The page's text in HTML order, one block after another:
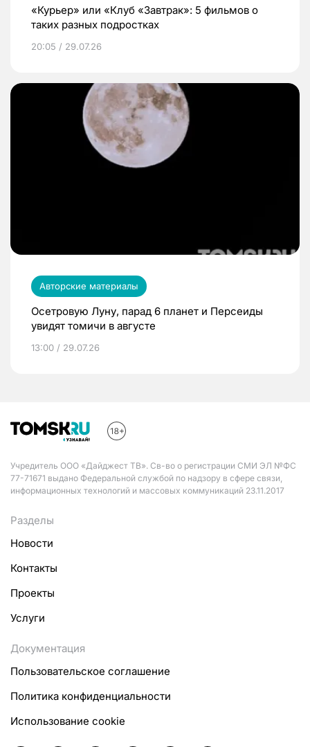
«Курьер» или «Клуб «Завтрак»: 5 фильмов о
таких разных подростках
20:05 / 29.07.26
Авторские материалы
Осетровую Луну, парад 6 планет и Персеиды
увидят томичи в августе
13:00 / 29.07.26
Учредитель ООО «Дайджест ТВ». Св-во о регистрации СМИ ЭЛ №ФС
77-71671 выдано Федеральной службой по надзору в сфере связи,
информационных технологий и массовых коммуникаций 23.11.2017
Разделы
Новости
Контакты
Проекты
Услуги
Документация
Пользовательское соглашение
Политика конфиденциальности
Использование cookie